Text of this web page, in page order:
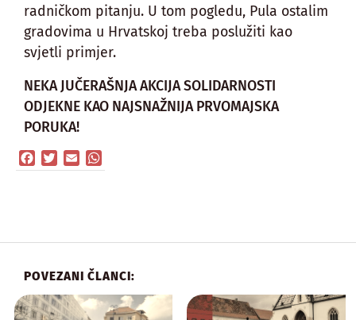
radničkom pitanju. U tom pogledu, Pula ostalim
gradovima u Hrvatskoj treba poslužiti kao
svjetli primjer.
NEKA JUČERAŠNJA AKCIJA SOLIDARNOSTI
ODJEKNE KAO NAJSNAŽNIJA PRVOMAJSKA
PORUKA!
Facebook
TwitterEmail
POVEZANI ČLANCI: